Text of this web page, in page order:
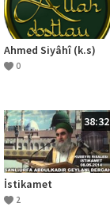
Ahmed Siyâhî (k.s)
0
38:32
İstikamet
2